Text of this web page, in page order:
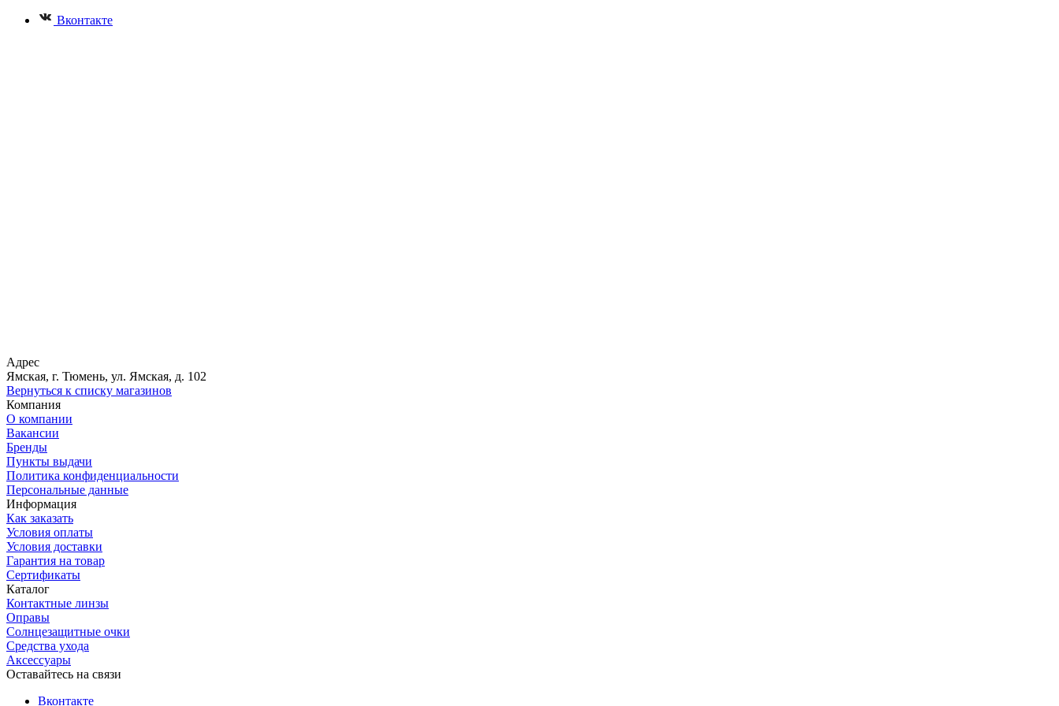
Вконтакте
Адрес
Ямская, г. Тюмень, ул. Ямская, д. 102
Вернуться к списку магазинов
Компания
О компании
Вакансии
Бренды
Пункты выдачи
Политика конфиденциальности
Персональные данные
Информация
Как заказать
Условия оплаты
Условия доставки
Гарантия на товар
Сертификаты
Каталог
Контактные линзы
Оправы
Солнцезащитные очки
Средства ухода
Аксессуары
Оставайтесь на связи
Вконтакте